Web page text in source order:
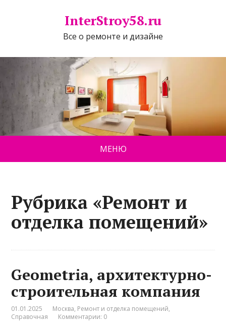
InterStroy58.ru
Все о ремонте и дизайне
МЕНЮ
Рубрика «Ремонт и
отделка помещений»
Geometria, архитектурно-
строительная компания
01.01.2025 Москва, Ремонт и отделка помещений,
Справочная
Комментарии: 0